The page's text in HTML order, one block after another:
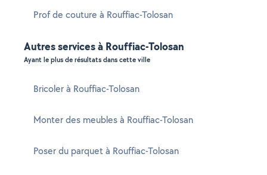
Prof de couture à Rouffiac-Tolosan
Autres services à Rouffiac-Tolosan
Ayant le plus de résultats dans cette ville
Bricoler à Rouffiac-Tolosan
Monter des meubles à Rouffiac-Tolosan
Poser du parquet à Rouffiac-Tolosan